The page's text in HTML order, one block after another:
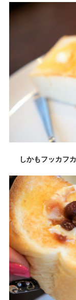
しかもフッカフ